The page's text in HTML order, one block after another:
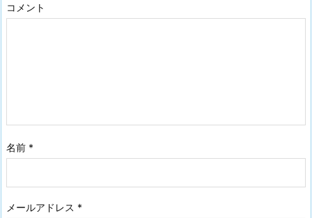
コメント
名前 *
メールアドレス *